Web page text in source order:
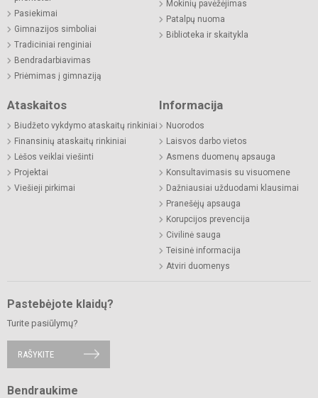
Pasiekimai
Gimnazijos simboliai
Tradiciniai renginiai
Bendradarbiavimas
Priėmimas į gimnaziją
Mokinių pavėžėjimas
Patalpų nuoma
Biblioteka ir skaitykla
Ataskaitos
Biudžeto vykdymo ataskaitų rinkiniai
Finansinių ataskaitų rinkiniai
Lėšos veiklai viešinti
Projektai
Viešieji pirkimai
Informacija
Nuorodos
Laisvos darbo vietos
Asmens duomenų apsauga
Konsultavimasis su visuomene
Dažniausiai užduodami klausimai
Pranešėjų apsauga
Korupcijos prevencija
Civilinė sauga
Teisinė informacija
Atviri duomenys
Pastebėjote klaidų?
Turite pasiūlymų?
RAŠYKITE
Bendraukime